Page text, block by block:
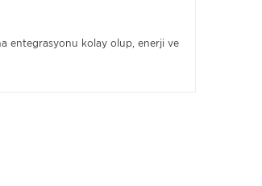
entegrasyonu kolay olup, enerji ve